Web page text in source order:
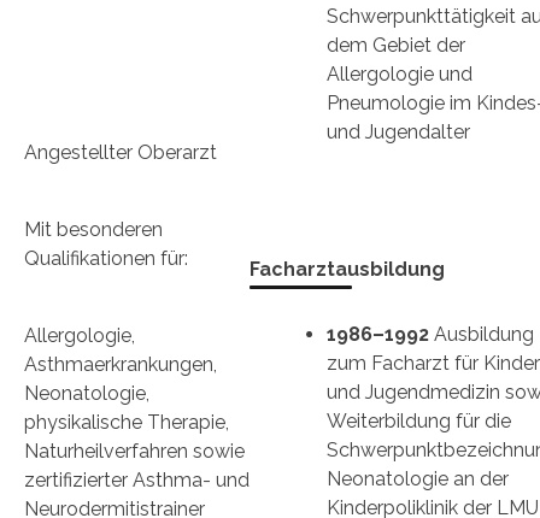
Angestellter Oberarzt
Mit besonderen
Qualifikationen für:
Allergologie,
Asthmaerkrankungen,
Neonatologie,
physikalische Therapie,
Naturheilverfahren sowie
zertifizierter Asthma- und
Neurodermitistrainer
Schwerpunkttätigkeit
dem Gebiet der
Allergologie und
Pneumologie im
und Jugendalter
Facharztausbildung
1986–1992 Ausbildung
zum Facharzt für
und Jugendmedizin
Weiterbildung für die
Neonatologie an der
Kinderpoliklinik der LMU